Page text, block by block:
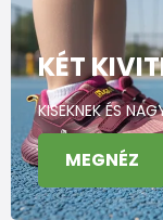
KÉT
KISEKNEK ÉS
MEGNÉZ